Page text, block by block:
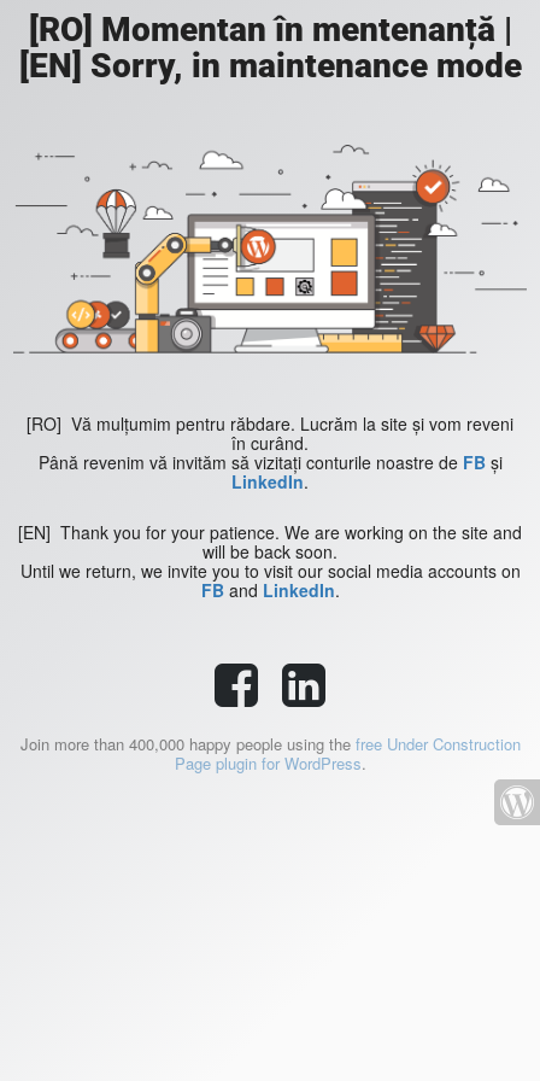
[RO] Momentan în mentenanță |
[EN] Sorry, in maintenance mode
[RO] Vă mulțumim pentru răbdare. Lucrăm la site și vom reveni
în curând.
Până revenim vă invităm să vizitați conturile noastre de FBși
LinkedIn.
[EN] Thank you for your patience. We are working on the site and
will be back soon.
Until we return, we invite you to visit our social media accounts on
FBand LinkedIn.
Join more than 400,000 happy people using the free Under Construction
Page plugin for WordPress.